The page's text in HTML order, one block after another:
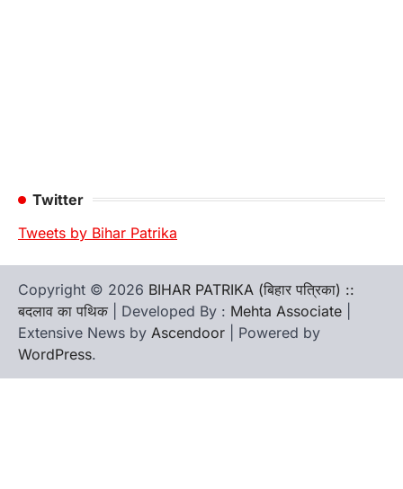
Twitter
Tweets by Bihar Patrika
Copyright © 2026 BIHAR PATRIKA (बिहार पत्रिका) ::
बदलाव का पथिक | Developed By : Mehta Associate
Extensive News by Ascendoor | Powered by
WordPress.